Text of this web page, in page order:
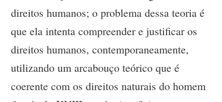
direitos humanos; o problema dessa teoria é
que ela intenta compreender e justificar os
direitos humanos, contemporaneamente,
utilizando um arcabouço teórico que é
coerente com os direitos naturais do homem